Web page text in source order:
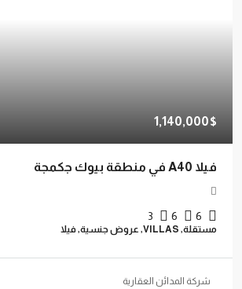
1,140,000$
فيلا A40 في منطقة بيوك جكمجة
مستقلة, VILLAS, عروض جنسية, فيلا
شركة المدائن العقارية